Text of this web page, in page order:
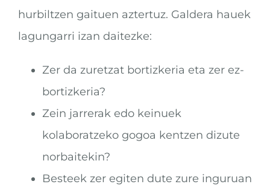
hurbiltzen gaituen aztertuz. Galdera hauek
lagungarri izan daitezke:
Zer da zuretzat bortizkeria eta zer ez-
bortizkeria?
Zein jarrerak edo keinuek
kolaboratzeko gogoa kentzen dizute
norbaitekin?
Besteek zer egiten dute zure inguruan